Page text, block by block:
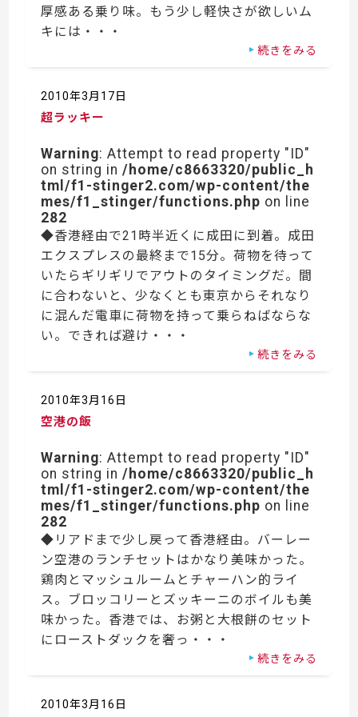
厚感ある乗り味。もう少し軽快さが欲しいム
キには・・・
続きをみる
2010年3月17日
超ラッキー
Warning: Attempt to read property "ID"
on string in/home/c8663320/public_h
tml/f1-stinger2.com/wp-content/the
mes/f1_stinger/functions.php on line
282
◆香港経由で21時半近くに成田に到着。成田
エクスプレスの最終まで15分。荷物を待って
いたらギリギリでアウトのタイミングだ。間
に合わないと、少なくとも東京からそれなり
に混んだ電車に荷物を持って乗らねばならな
い。できれば避け・・・
続きをみる
2010年3月16日
空港の飯
Warning: Attempt to read property "ID"
on string in/home/c8663320/public_h
tml/f1-stinger2.com/wp-content/the
mes/f1_stinger/functions.php on line
282
◆リアドまで少し戻って香港経由。バーレー
ン空港のランチセットはかなり美味かった。
鶏肉とマッシュルームとチャーハン的ライ
ス。ブロッコリーとズッキーニのボイルも美
味かった。香港では、お粥と大根餅のセット
にローストダックを奢っ・・・
続きをみる
2010年3月16日